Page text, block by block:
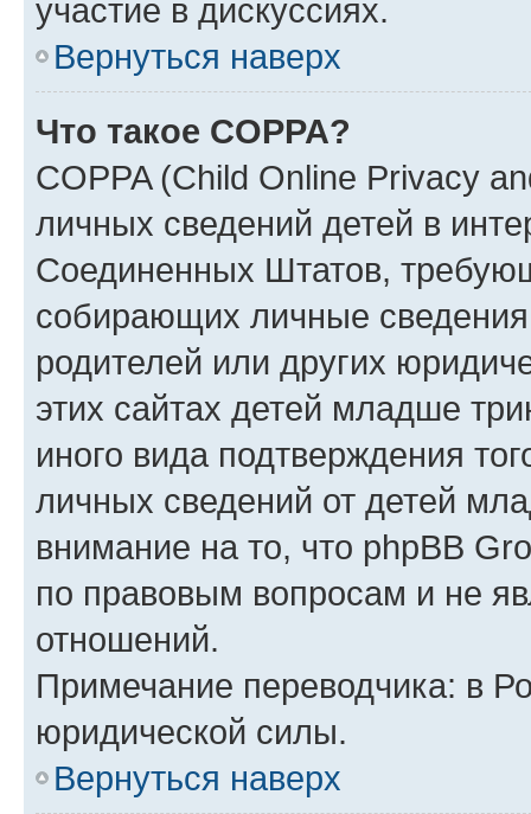
участие в дискуссиях.
Вернуться наверх
Что такое COPPA?
COPPA (Child Online Privacy
личных сведений детей в
Соединенных Штатов,
собирающих личные
родителей или других
этих сайтах детей младше
иного вида подтверждения
личных сведений от детей
внимание на то, что phpBB
по правовым вопросам и не
отношений.
Примечание переводчика: в
юридической силы.
Вернуться наверх